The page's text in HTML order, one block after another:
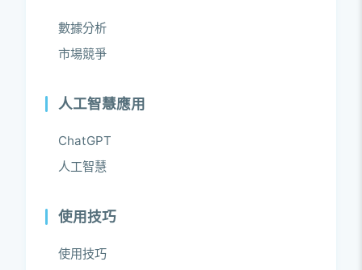
數據分析
市場競爭
人工智慧應用
ChatGPT
人工智慧
使用技巧
使用技巧